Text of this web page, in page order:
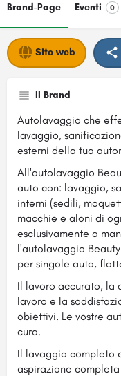
Brand-Page Eventi 0
Sito web
Il Brand
Autolavaggio che
lavaggio,
esterni della tua
All'autolavaggio
auto con: lavaggio,
interni (sedili,
macchie e aloni di
esclusivamente a
l'autolavaggio
per singole auto,
Il lavoro accurato, la
lavoro e la
obiettivi. Le vostre
cura.
Il lavaggio completo
aspirazione